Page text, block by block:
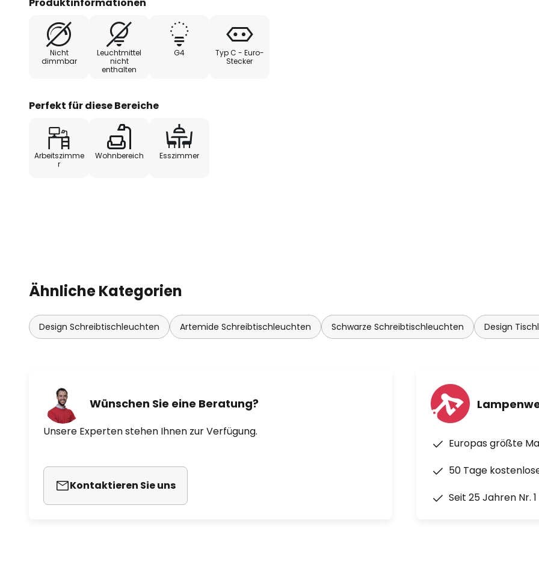
a. erhielt der lange in Mailand ansässige Designer elfmal den
Compasso d´Oro. Seine Objekte werden in Museen in aller Welt
gezeigt.
italienischen Leuchtenproduzenten Artemide. Das Besondere an
anderen die schnörkellose Ästhetik, mit der sie sich auch in
moderne Einrichtungsvarianten einfügt. Diese Ausführung
verfügt über eine Fassung für Niedervolt-Halogenleuchtmittel
Nicht
dimmbar
Leuchtmittel
nicht
enthalten
G4
Typ C - Euro-
Stecker
Perfekt für diese Bereiche
Arbeitszimme
r
Wohnbereich Esszimmer
Ähnliche Kategorien
Design Schreibtischleuchten Artemide Schreibtischleuchten Schwarze Schreibtischleuchten Design
Wünschen Sie eine Beratung?
Unsere Experten stehen Ihnen zur Verfügung.
Kontaktieren Sie uns
Europas größte
50 Tage
Seit 25 Jahren Nr.